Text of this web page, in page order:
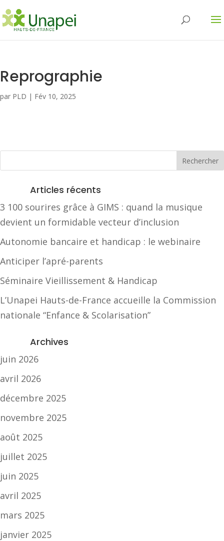
Reprographie
par PLD | Fév 10, 2025
Articles récents
3 100 sourires grâce à GIMS : quand la musique
devient un formidable vecteur d’inclusion
Autonomie bancaire et handicap : le webinaire
Anticiper l’apré-parents
Séminaire Vieillissement & Handicap
L’Unapei Hauts-de-France accueille la Commission
nationale “Enfance & Scolarisation”
Archives
juin 2026
avril 2026
décembre 2025
novembre 2025
août 2025
juillet 2025
juin 2025
avril 2025
mars 2025
janvier 2025